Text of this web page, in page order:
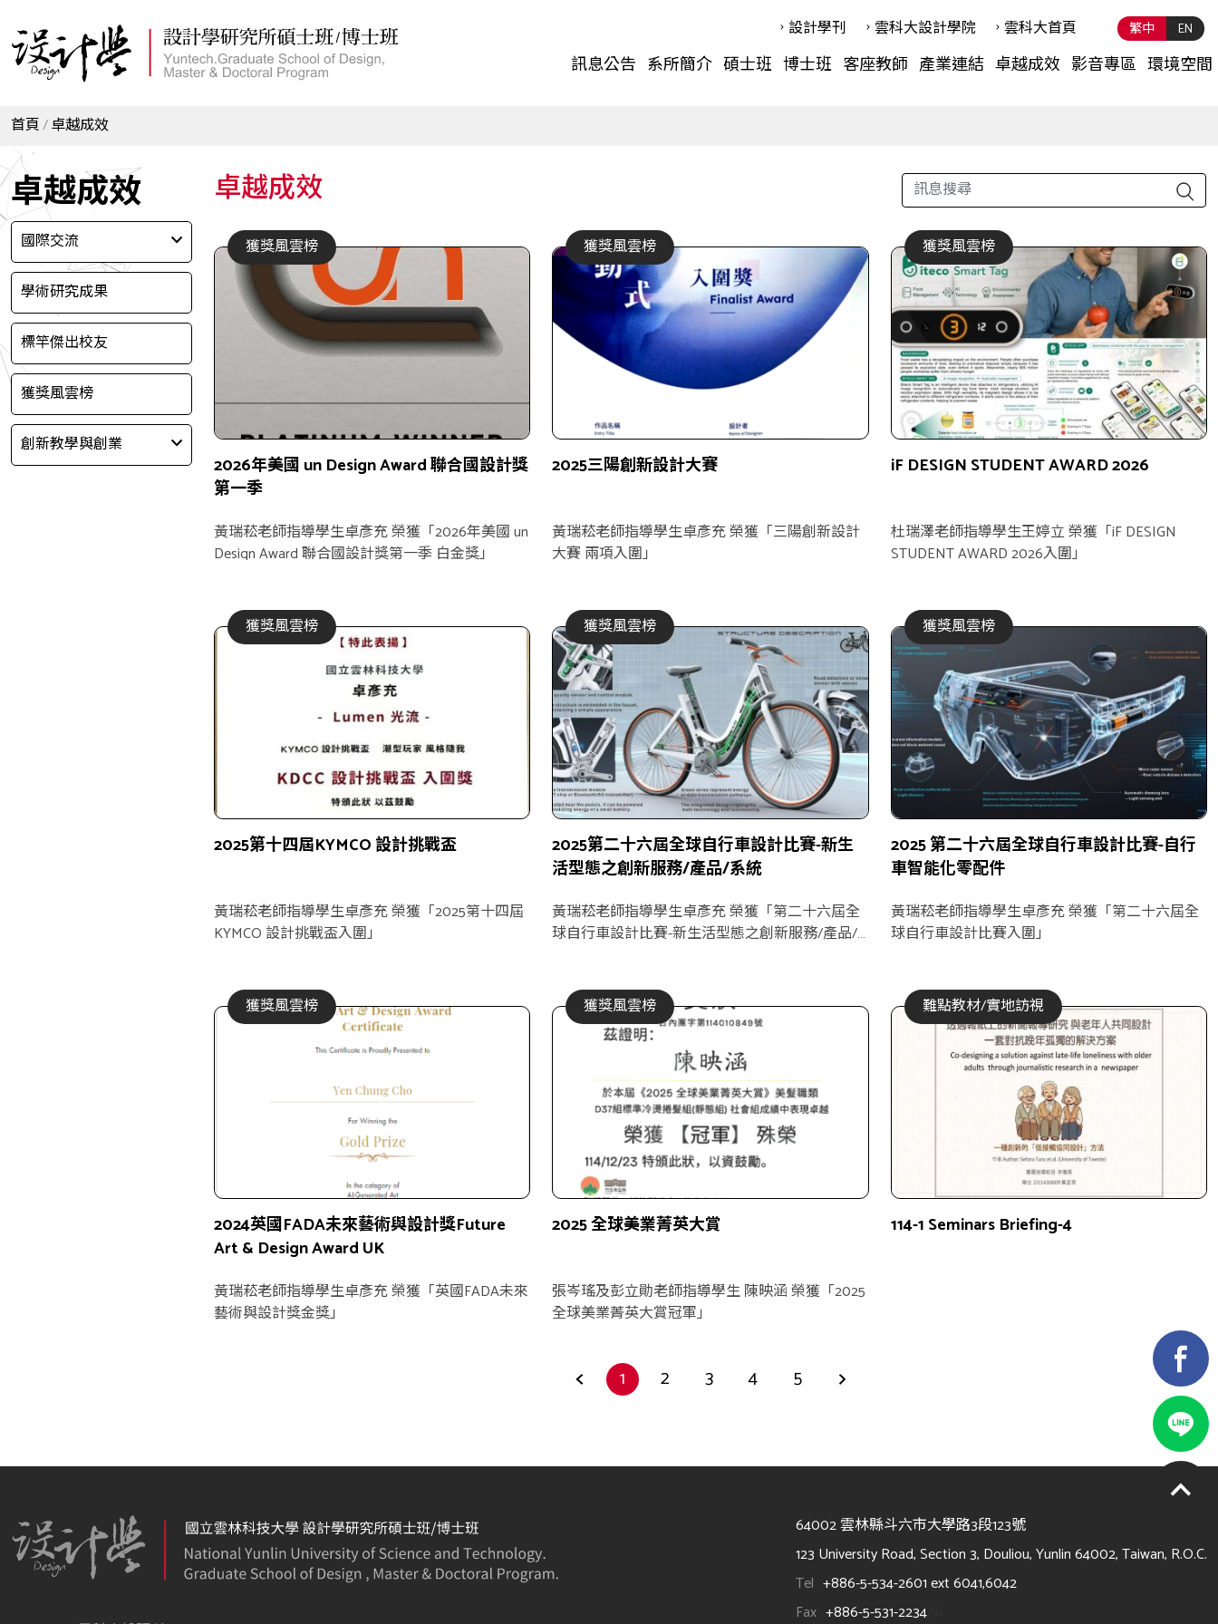
繁中 EN
訊息公告 系所簡介 碩士班 博士班 客座教師 產業連結 卓越成效 影音專區 環境空間
設計學刊 雲科⼤設計學院 雲科⼤首頁
首頁 卓越成效
卓越成效
國際交流
學術研究成果
標竿傑出校友
獲獎風雲榜
創新教學與創業
卓越成效
獲獎風雲榜
2026年美國 un Design Award 聯合國設計獎
第一季
黃瑞菘老師指導學生卓彥充 榮獲「2026年美國 un
Design Award 聯合國設計獎第一季 白金獎」
獲獎風雲榜
2025三陽創新設計大賽
黃瑞菘老師指導學生卓彥充 榮獲「三陽創新設計
大賽 兩項入圍」
獲獎風雲榜
iF DESIGN STUDENT AWARD 2026
杜瑞澤老師指導學生王婷立 榮獲「iF DESIGN
STUDENT AWARD 2026入圍」
獲獎風雲榜
2025第十四屆KYMCO 設計挑戰盃
黃瑞菘老師指導學生卓彥充 榮獲「2025第十四屆
KYMCO 設計挑戰盃入圍」
獲獎風雲榜
2025第二十六屆全球自行車設計比賽-新生
活型態之創新服務/產品/系統
黃瑞菘老師指導學生卓彥充 榮獲「第二十六屆全
球自行車設計比賽-新生活型態之創新服務/產品/
獲獎風雲榜
2025 第二十六屆全球自行車設計比賽-自行
車智能化零配件
黃瑞菘老師指導學生卓彥充 榮獲「第二十六屆全
球自行車設計比賽入圍」
獲獎風雲榜
2024英國FADA未來藝術與設計獎Future
Art & Design Award UK
黃瑞菘老師指導學生卓彥充 榮獲「英國FADA未來
藝術與設計獎金獎」
獲獎風雲榜
2025 全球美業菁英大賞
張岑瑤及彭立勛老師指導學生 陳映涵 榮獲「2025
全球美業菁英大賞冠軍」
難點教材/實地訪視
114-1 Seminars Briefing-4
1 2 3 4 5
64002 雲林縣斗六市大學路3段123號
123 University Road, Section 3, Douliou, Yunlin 64002, Taiwan, R.O.C.
Tel +886-5-534-2601 ext 6041,6042
Fax +886-5-531-2234